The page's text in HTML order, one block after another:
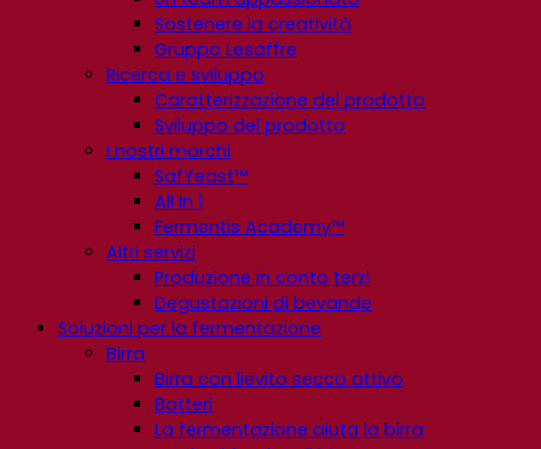
Sostenere la creatività
Gruppo Lesaffre
Ricerca e sviluppo
Caratterizzazione del prodotto
Sviluppo del prodotto
I nostri marchi
SafYeast™
All In 1
Fermentis Academy™
Altri servizi
Produzione in conto terzi
Degustazioni di bevande
Soluzioni per la fermentazione
Birra
Birra con lievito secco attivo
Batteri
La fermentazione aiuta la birra